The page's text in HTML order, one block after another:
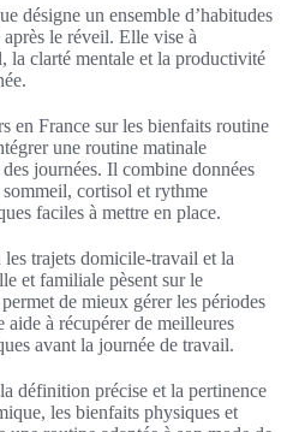
désigne un ensemble d’habitudes
le réveil. Elle vise à
la clarté mentale et la productivité
en France sur les bienfaits routine
une routine matinale
journées. Il combine données
cortisol et rythme
faciles à mettre en place.
trajets domicile-travail et la
et familiale pèsent sur le
de mieux gérer les périodes
à récupérer de meilleures
avant la journée de travail.
définition précise et la pertinence
les bienfaits physiques et